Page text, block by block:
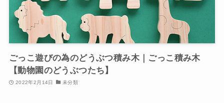
ごっこ遊びの為のどうぶつ積み木｜ごっこ積み木
【動物園のどうぶつたち】
2022年2月14日 未分類